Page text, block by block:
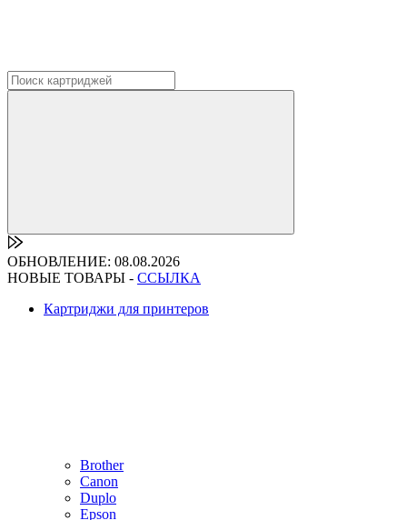
ОБНОВЛЕНИЕ: 08.08.2026
НОВЫЕ ТОВАРЫ - ССЫЛКА
Картриджи для принтеров
Brother
Canon
Duplo
Epson